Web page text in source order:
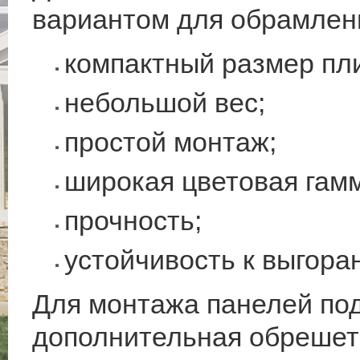
вариантом для
компактный размер
небольшой вес;
простой монтаж;
широкая цветовая
прочность;
устойчивость к
Для монтажа панелей
дополнительная